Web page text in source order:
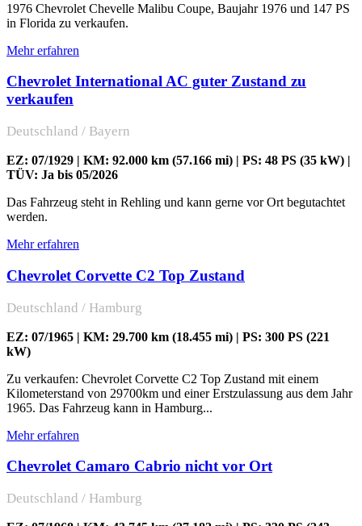
1976 Chevrolet Chevelle Malibu Coupe, Baujahr 1976 und 147 PS
in Florida zu verkaufen.
Mehr erfahren
Chevrolet International AC guter Zustand zu
verkaufen
Deutschland / Bayern
EZ: 07/1929 | KM: 92.000 km (57.166 mi) | PS: 48 PS (35 kW) |
TÜV: Ja bis 05/2026
Das Fahrzeug steht in Rehling und kann gerne vor Ort begutachtet
werden.
Mehr erfahren
Chevrolet Corvette C2 Top Zustand
Deutschland / Hamburg
EZ: 07/1965 | KM: 29.700 km (18.455 mi) | PS: 300 PS (221
kW)
Zu verkaufen: Chevrolet Corvette C2 Top Zustand mit einem
Kilometerstand von 29700km und einer Erstzulassung aus dem Jahr
1965. Das Fahrzeug kann in Hamburg...
Mehr erfahren
Chevrolet Camaro Cabrio nicht vor Ort
Deutschland / Hamburg